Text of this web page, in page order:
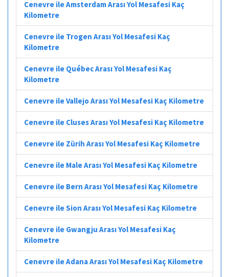
Cenevre ile Amsterdam Arası Yol Mesafesi Kaç
Kilometre
Cenevre ile Trogen Arası Yol Mesafesi Kaç
Kilometre
Cenevre ile Québec Arası Yol Mesafesi Kaç
Kilometre
Cenevre ile Vallejo Arası Yol Mesafesi Kaç Kilometre
Cenevre ile Cluses Arası Yol Mesafesi Kaç Kilometre
Cenevre ile Zürih Arası Yol Mesafesi Kaç Kilometre
Cenevre ile Male Arası Yol Mesafesi Kaç Kilometre
Cenevre ile Bern Arası Yol Mesafesi Kaç Kilometre
Cenevre ile Sion Arası Yol Mesafesi Kaç Kilometre
Cenevre ile Gwangju Arası Yol Mesafesi Kaç
Kilometre
Cenevre ile Adana Arası Yol Mesafesi Kaç Kilometre